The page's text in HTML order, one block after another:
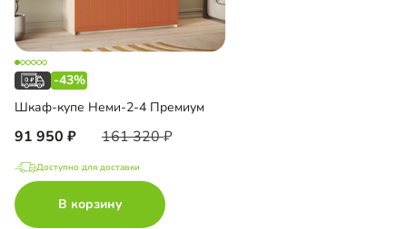
-43%
Шкаф-купе Неми-2-4 Премиум
91 950 161 320
Доступно для доставки
В корзину